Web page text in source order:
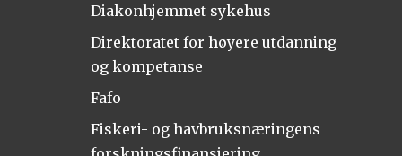
Diakonhjemmet sykehus
Direktoratet for høyere utdanning
og kompetanse
Fafo
Fiskeri- og havbruksnæringens